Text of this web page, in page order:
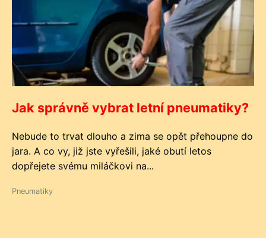
Jak správně vybrat letní pneumatiky?
Nebude to trvat dlouho a zima se opět přehoupne do
jara. A co vy, již jste vyřešili, jaké obutí letos
dopřejete svému miláčkovi na...
Pneumatiky